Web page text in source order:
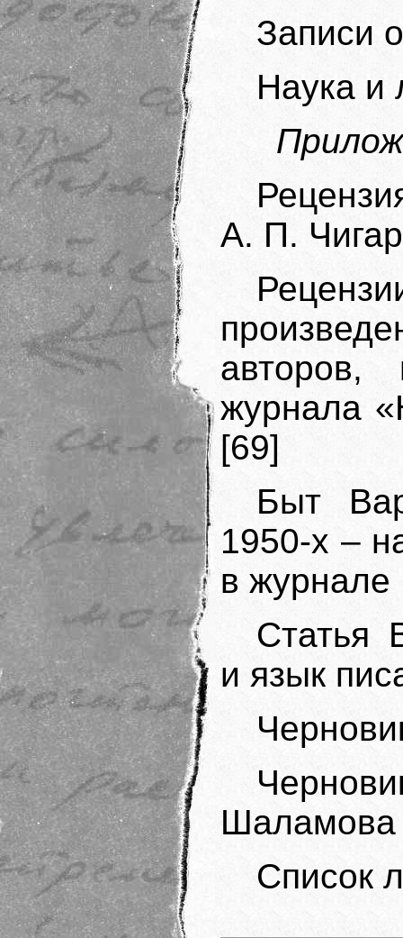
Записи
Наука и
А. П.
авторов,
журнала
[69]
Быт
1950-х –
в
Статья
и язык
Шаламова
Список